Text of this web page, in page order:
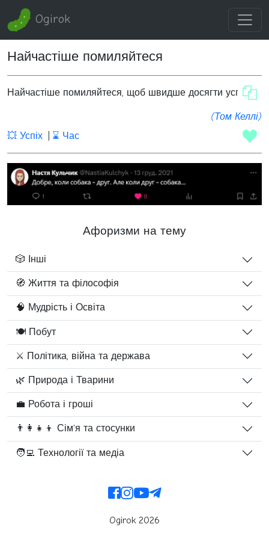
Ogirok
Найчастіше помиляйтеся
Найчастіше помиляйтеся, щоб швидше досягти успіху.
(Том Келлі)
💥 Успіх
⌛ Час
Афоризми на тему
🎲 Інші
🧭 Життя та філософія
🧠 Мудрість і Освіта
🍽️ Побут
⚔️ Політика, війна та держава
🌿 Природа і Тварини
💼 Робота і гроші
👨‍👩‍👧‍👦 Сім'я та стосунки
🧑‍💻 Технології та медіа
Ogirok 2026